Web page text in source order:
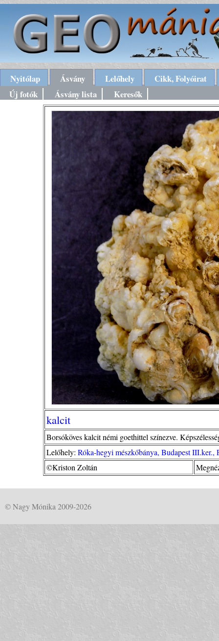
Nyitólap Ásvány Lelőhely
Cikk, Folyóirat
Új fotók
Ásvány lista Keresők
kalcit
Borsóköves kalcit némi goethittel színezve.
Lelőhely: Róka-hegyi mészkőbánya, Budapest III.ker.,
©Kriston Zoltán
© Nagy Mónika 2009-2026